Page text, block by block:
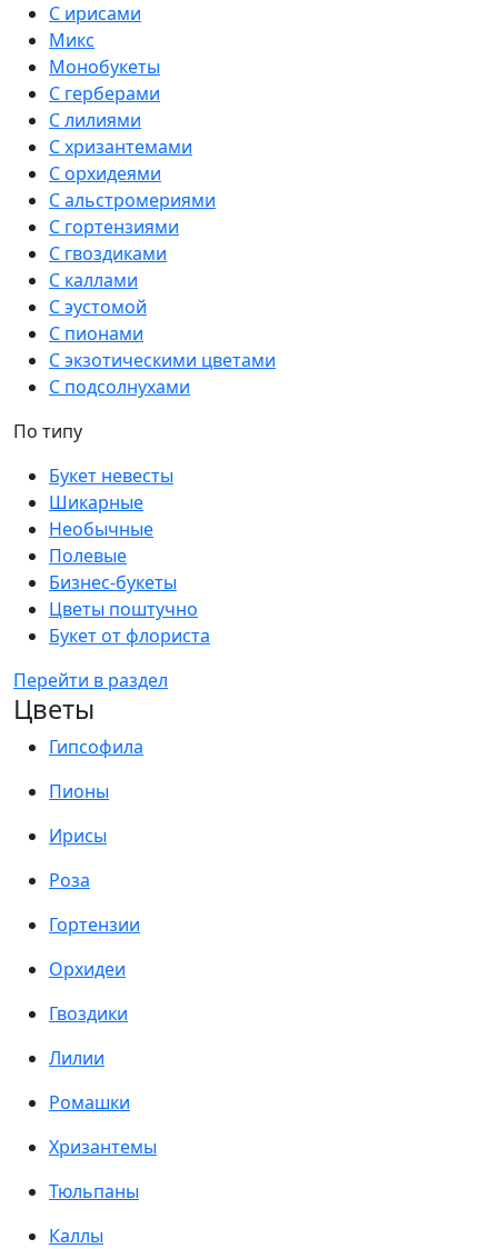
С ирисами
Микс
Монобукеты
С герберами
С лилиями
С хризантемами
С орхидеями
С альстромериями
С гортензиями
С гвоздиками
С каллами
С эустомой
С пионами
С экзотическими цветами
С подсолнухами
По типу
Букет невесты
Шикарные
Необычные
Полевые
Бизнес-букеты
Цветы поштучно
Букет от флориста
Перейти в раздел
Цветы
Гипсофила
Пионы
Ирисы
Роза
Гортензии
Орхидеи
Гвоздики
Лилии
Ромашки
Хризантемы
Тюльпаны
Каллы